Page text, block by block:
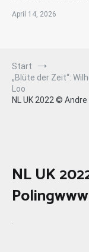
April 14, 2026
Start
„Blüte der Zeit“:
Loo
NL UK 2022 ©
NL UK